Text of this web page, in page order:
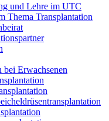
und Lehre im UTC
Thema Transplantation
bei Erwachsenen